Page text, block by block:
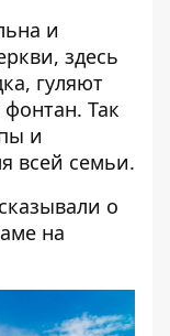
и
здесь
гуляют
Так
и
всей семьи.
о
на